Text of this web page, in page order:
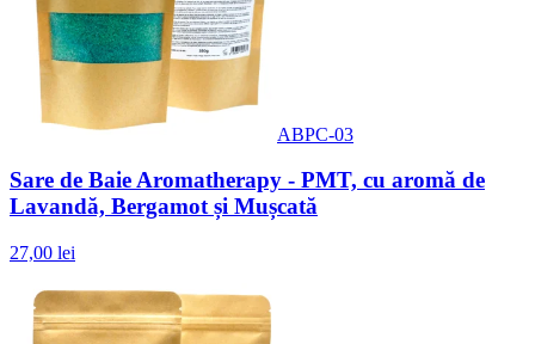
ABPC-03
Sare de Baie Aromatherapy - PMT, cu aromă de
Lavandă, Bergamot și Mușcată
27,00 lei